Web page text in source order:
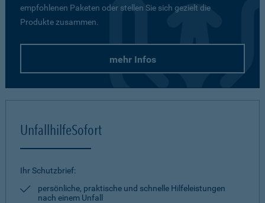
empfohlenen Paketen oder stellen Sie sich gezielt die
Produkte zusammen.
mehr Infos
UnfallhilfeSofort
Ihr Schutzbrief:
persönliche, praktische und schnelle Hilfeleistungen
nach einem Unfall